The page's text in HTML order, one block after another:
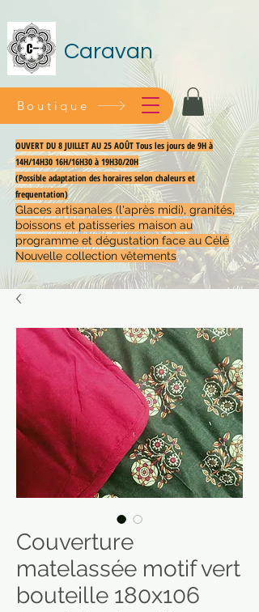
Caravan
OUVERT DU 8 JUILLET AU 25 AOÛT Tous les jours de 9H à
14H/14H30 16H/16H30 à 19H30/20H
(Possible adaptation des horaires selon chaleurs et
frequentation)
Glaces artisanales (l'après midi), granités,
boissons et patisseries maison au
programme et dégustation face au Célé
Nouvelle collection vêtements
Boutique
Couverture
matelassée motif vert
bouteille 180x106